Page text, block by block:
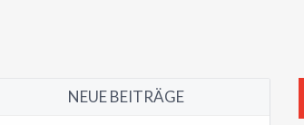
NEUE BEITRÄGE